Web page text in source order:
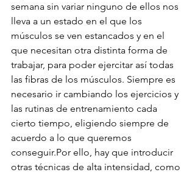
semana sin variar ninguno de ellos nos
lleva a un estado en el que los
músculos se ven estancados y en el
que necesitan otra distinta forma de
trabajar, para poder ejercitar así todas
las fibras de los músculos. Siempre es
necesario ir cambiando los ejercicios y
las rutinas de entrenamiento cada
cierto tiempo, eligiendo siempre de
acuerdo a lo que queremos
conseguir.Por ello, hay que introducir
otras técnicas de alta intensidad, como